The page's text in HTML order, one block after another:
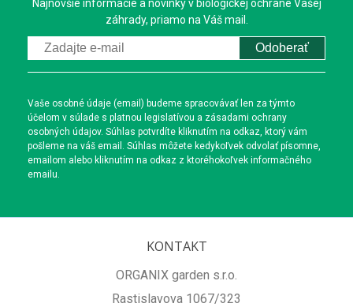
Najnovšie informácie a novinky v biologickej ochrane Vašej
záhrady, priamo na Váš mail.
Odoberať
Vaše osobné údaje (email) budeme spracovávať len za týmto
účelom v súlade s platnou legislatívou a zásadami ochrany
osobných údajov. Súhlas potvrdíte kliknutím na odkaz, ktorý vám
pošleme na váš email. Súhlas môžete kedykoľvek odvolať písomne,
emailom alebo kliknutím na odkaz z ktoréhokoľvek informačného
emailu.
KONTAKT
ORGANIX garden s.r.o.
Rastislavova 1067/323